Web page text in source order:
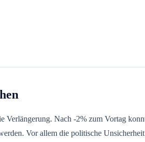
Verlängerung. Nach -2% zum Vortag
Vor allem die politische